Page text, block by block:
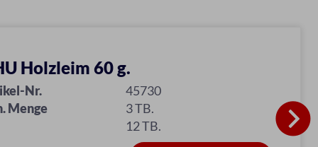
Holzleim 60 g.
Nr.
45730
Menge
3 TB.
12 TB.